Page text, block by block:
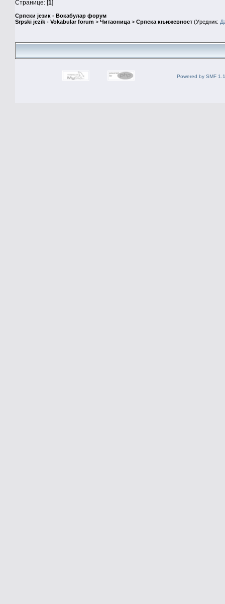
Странице: [1]
Српски језик - Вокабулар форум
Srpski jezik - Vokabular forum > Читаоница > Српска књижевност (Уредник:
Powered by SMF